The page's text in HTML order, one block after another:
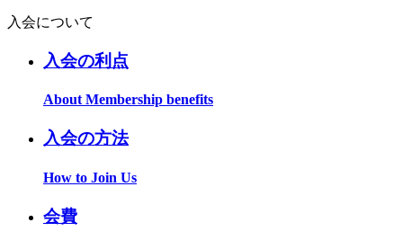
入会について
入会の利点
About Membership benefits
入会の方法
How to Join Us
会費